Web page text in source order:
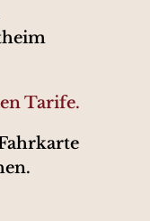
Tarife.